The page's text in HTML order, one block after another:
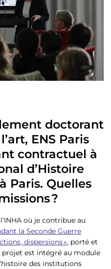
doctorant
ENS Paris
contractuel à
d’Histoire
Paris. Quelles
?
où je contribue au
la Seconde Guerre
dispersions », porté et
projet est intégré au module
des institutions